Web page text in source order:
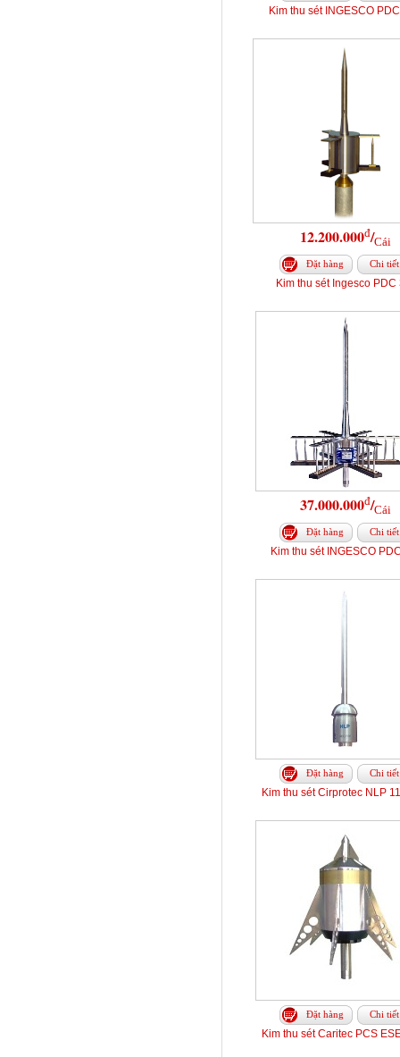
Kim thu sét INGESCO
12.200.000đ/Cái
Đặt hàng Chi tiết
Kim thu sét Ingesco PDC
37.000.000đ/Cái
Đặt hàng Chi tiết
Kim thu sét INGESCO
Đặt hàng Chi tiết
Kim thu sét Cirprotec NLP
Đặt hàng Chi tiết
Kim thu sét Caritec PCS